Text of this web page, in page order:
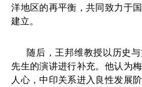
洋地区的再平衡，共同致力于
建立。
随后，王邦维教授以历史
先生的演讲进行补充。他认为
人心，中印关系进入良性发展